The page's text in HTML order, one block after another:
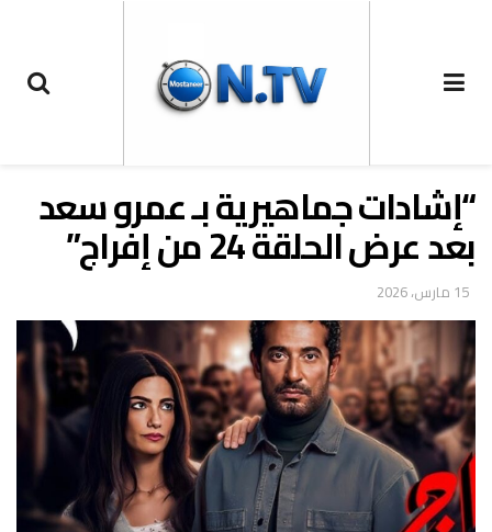
“إشادات جماهيرية بـ عمرو سعد
بعد عرض الحلقة 24 من إفراج”
15 مارس، 2026